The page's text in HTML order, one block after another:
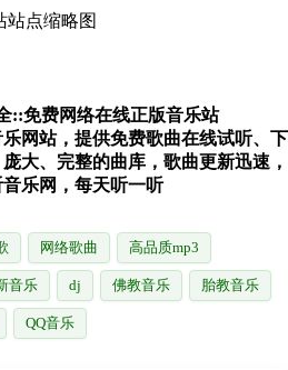
::免费网络在线正版音乐站
网站，提供免费歌曲在线试听、下
大、完整的曲库，歌曲更新迅速，
乐网，每天听一听
网络歌曲 高品质mp3
音乐 dj 佛教音乐 胎教音乐
QQ音乐